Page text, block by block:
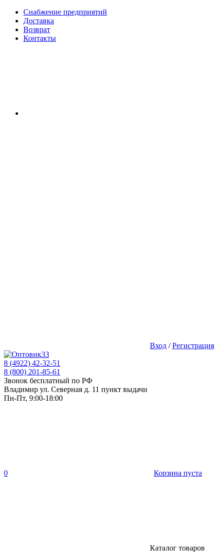
Снабжение предприятий
Доставка
Возврат
Контакты
Вход /Регистрация
8 (4922) 42-32-51
8 (800) 201-85-61
Звонок бесплатный по РФ
Владимир ул. Северная д. 11 пункт выдачи
Пн-Пт, 9:00-18:00
0 Корзина пуста
Каталог товаров